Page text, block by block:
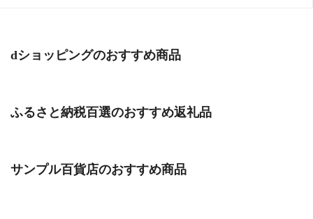
dショッピングのおすすめ商品
ふるさと納税百選のおすすめ返礼品
サンプル百貨店のおすすめ商品